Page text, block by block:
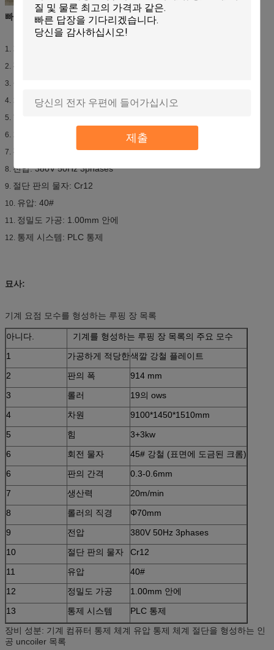
제출
빠른 세부사항:
1.
2. 판의 폭: 914mm
3. 롤러: 19의 줄
4. 차원: 9.1*1.55*1.51m
5.
6. 회전 물자: 45# 강철 (표면에 도금된 크롬)
7. 판의 간격: 0.3-0.6mm
8. 전압: 380V 50Hz 3phases
9. 절단 판의 물자: Cr12
10. 유압: 40#
11. 정밀도 가공: 1.00mm 안에
12. 통제 시스템: PLC 통제
묘사:
기계 요점 모수를 형성하는 루핑 장 목록
아니다.
기계를 형성하는 루핑 장 목록의 주요 모수
1
가공하게 적당한색깔 강철 플레이트
2
판의 폭
914 mm
3
롤러
19의 ows
4
차원
9100*1450*1510mm
5
힘
3+3kw
6
회전 물자
45# 강철 (표면에 도금된 크롬)
6
판의 간격
0.3-0.6mm
7
생산력
20m/min
8
롤러의 직경
Φ70mm
9
전압
380V 50Hz 3phases
10
절단 판의 물자
Cr12
11
유압
40#
12
정밀도 가공
1.00mm 안에
13
통제 시스템
PLC 통제
장비 성분: 기계 컴퓨터 통제 체계 유압 통제 체계 절단을 형성하는 인
공 uncoiler 목록